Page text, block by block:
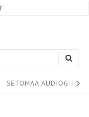
SETOMAA AUDIOGIIDID